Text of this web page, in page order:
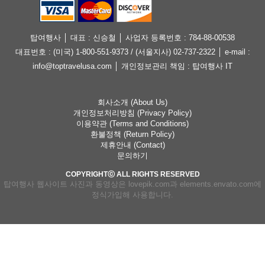
탑여행사 │ 대표 : 신승철 │ 사업자 등록번호 : 784-88-00538
대표번호 : (미국) 1-800-551-9373 / (서울지사) 02-737-2322 │ e-mail :
info@toptravelusa.com │ 개인정보관리 책임 : 탑여행사 IT
회사소개 (About Us)
개인정보처리방침 (Privacy Policy)
이용약관 (Terms and Conditions)
환불정책 (Return Policy)
제휴안내 (Contact)
문의하기
COPYRIGHTⓒ ALL RIGHTS RESERVED
탑여행사 웹사이트 사진과 동영상은 lovepik.com과 elements.envato.com에
정식가입해 사용합니다.